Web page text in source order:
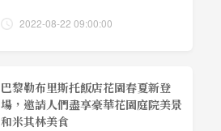
2022-08-22 09:00:00
巴黎勒布里斯托飯店花園春夏新登
場，邀請人們盡享豪華花園庭院美景
和米其林美食